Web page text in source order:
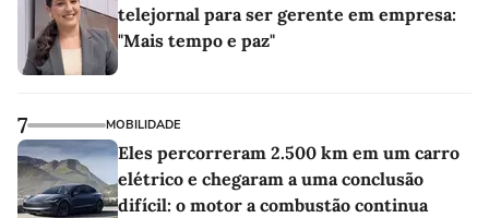
telejornal para ser gerente em empresa:
"Mais tempo e paz"
7 MOBILIDADE
Eles percorreram 2.500 km em um carro
elétrico e chegaram a uma conclusão
difícil: o motor a combustão continua